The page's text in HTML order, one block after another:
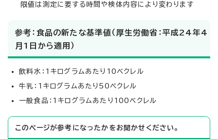
限値は測定に要する時間や検体内容により変わります
参考：食品の新たな基準値（厚生労働省：平成24年4
月1日から適用）
飲料水：1キログラムあたり10ベクレル
牛乳：1キログラムあたり50ベクレル
一般食品：1キログラムあたり100ベクレル
このページが参考になったかをお聞かせください。